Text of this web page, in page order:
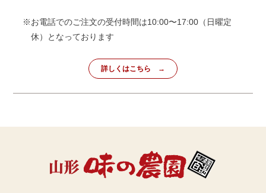
※お電話でのご注文の受付時間は10:00〜17:00（日曜定
休）となっております
詳しくはこちら